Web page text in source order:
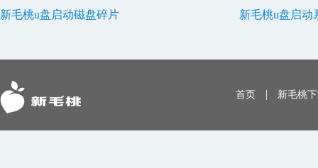
新毛桃u盘启动磁盘碎片
新毛桃u盘启动
首页 | 新毛桃